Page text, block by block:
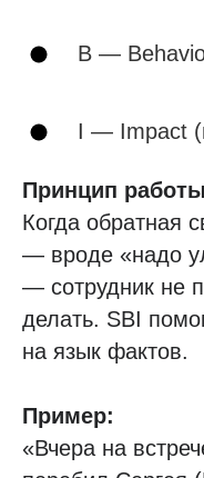
B —
I — Impact
Принцип
Когда обратная
— вроде «надо
— сотрудник не
делать. SBI
на язык фактов.
Пример:
«Вчера на